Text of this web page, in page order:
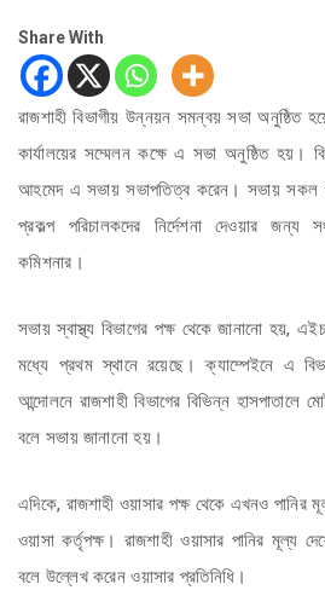
Share With
রাজশাহী বিভাগীয় উন্নয়ন সমন্বয় সভা অনুষ্ঠিত
কার্যালয়ের সম্মেলন কক্ষে এ সভা অনুষ্ঠিত হয়।
আহমেদ এ সভায় সভাপতিত্ব করেন। সভায় সকল
প্রকল্প পরিচালকদের নির্দেশনা দেওয়ার জন্য
কমিশনার।
সভায় স্বাস্থ্য বিভাগের পক্ষ থেকে জানানো হয়,
মধ্যে প্রথম স্থানে রয়েছে। ক্যাম্পেইনে এ
আন্দোলনে রাজশাহী বিভাগের বিভিন্ন হাসপাতালে
বলে সভায় জানানো হয়।
এদিকে, রাজশাহী ওয়াসার পক্ষ থেকে এখনও পানির
ওয়াসা কর্তৃপক্ষ। রাজশাহী ওয়াসার পানির মূল্য
বলে উল্লেখ করেন ওয়াসার প্রতিনিধি।